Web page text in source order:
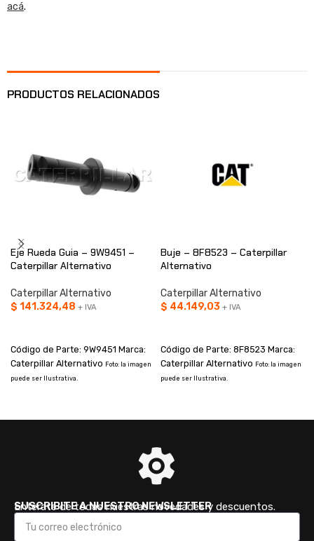
acá.
PRODUCTOS RELACIONADOS
Eje Rueda Guia – 9W9451 –
Caterpillar Alternativo
Caterpillar Alternativo
$ 141.324,48 + IVA
Código de Parte: 9W9451 Marca:
Caterpillar Alternativo Foto: la imagen
puede ser Ilustrativa.
Buje – 8F8523 – Caterpillar
Alternativo
Caterpillar Alternativo
$ 44.149,03 + IVA
Código de Parte: 8F8523 Marca:
Caterpillar Alternativo Foto: la imagen
puede ser Ilustrativa.
SUSCRIBITE A NUESTRO NEWSLETTER
Enterate de todas nuestras novedades y descuentos.